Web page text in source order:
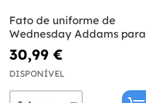
Fato de uniforme de
Wednesday Addams para
menina - Oficial Netflix
30,99 €
DISPONÍVEL